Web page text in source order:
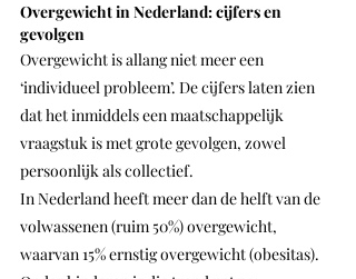
Overgewicht in Nederland: cijfers en
gevolgen
Overgewicht is allang niet meer een
‘individueel probleem’. De cijfers laten zien
dat het inmiddels een maatschappelijk
vraagstuk is met grote gevolgen, zowel
persoonlijk als collectief.
In Nederland heeft meer dan de helft van de
volwassenen (ruim 50%) overgewicht,
waarvan 15% ernstig overgewicht (obesitas).